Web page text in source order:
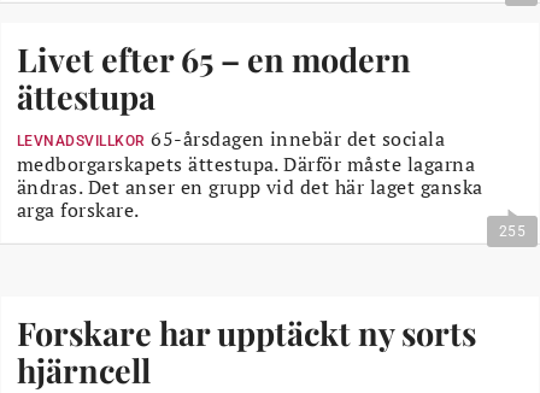
Livet efter 65 – en modern
ättestupa
LEVNADSVILLKOR 65-årsdagen innebär det sociala
medborgarskapets ättestupa. Därför måste lagarna
ändras. Det anser en grupp vid det här laget ganska
arga forskare.
255
Forskare har upptäckt ny sorts
hjärncell